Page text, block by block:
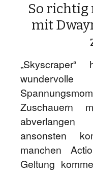
So richtig
mit
wundervolle
Zuschauern
ansonsten
manchen
Geltung